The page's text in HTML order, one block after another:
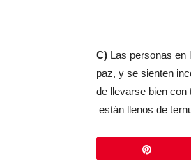
C) Las personas en
paz, y se sienten
de llevarse bien con
están llenos de